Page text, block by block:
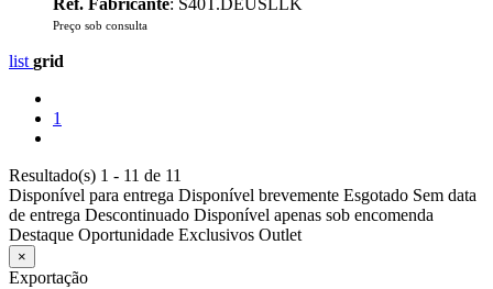
Ref. Fabricante: S40T.DEUSLLK
Preço sob consulta
list grid
1
Resultado(s) 1 - 11 de 11
Disponível para entrega Disponível brevemente Esgotado Sem data
de entrega Descontinuado Disponível apenas sob encomenda
Destaque Oportunidade Exclusivos Outlet
×
Exportação